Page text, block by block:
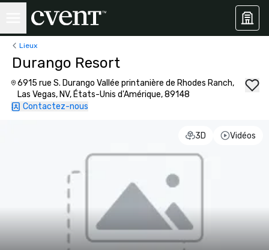
Lieux
Durango Resort
6915 rue S. Durango Vallée printanière de Rhodes Ranch,
Las Vegas, NV, États-Unis d'Amérique, 89148
Contactez-nous
3D Vidéos